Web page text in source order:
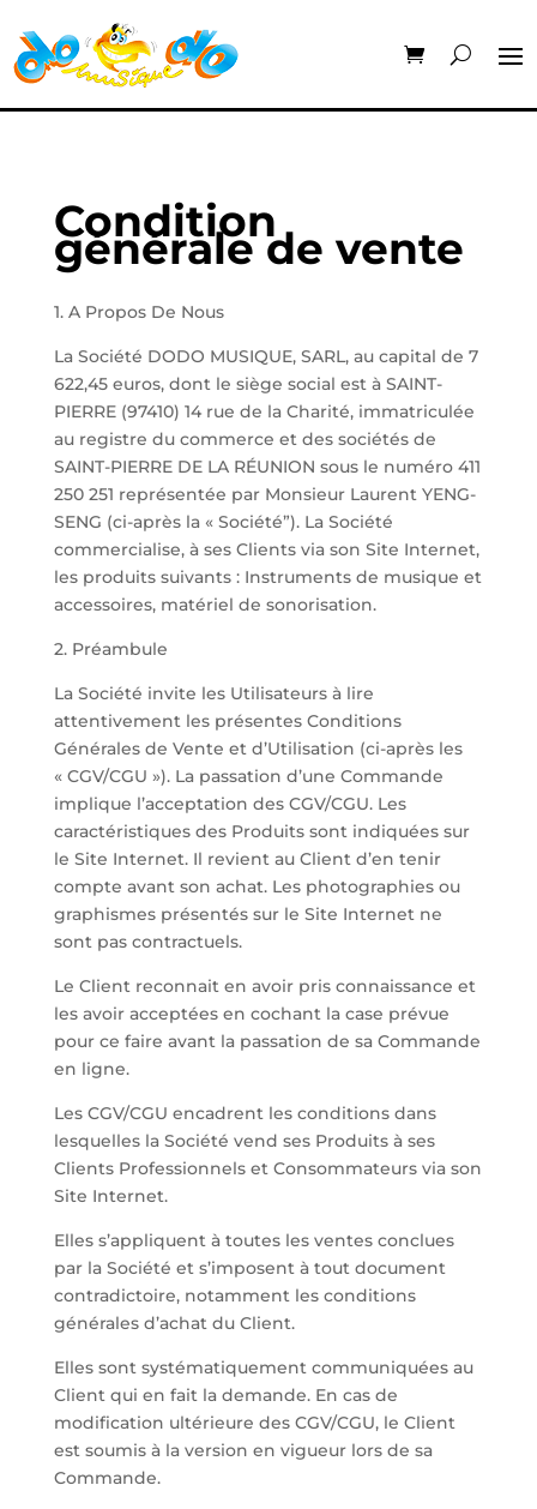
Condition
générale de vente
1. A Propos De Nous
La Société DODO MUSIQUE, SARL, au capital de 7
622,45 euros, dont le siège social est à SAINT-
PIERRE (97410) 14 rue de la Charité, immatriculée
au registre du commerce et des sociétés de
SAINT-PIERRE DE LA RÉUNION sous le numéro 411
250 251 représentée par Monsieur Laurent YENG-
SENG (ci-après la « Société”). La Société
commercialise, à ses Clients via son Site Internet,
les produits suivants : Instruments de musique et
accessoires, matériel de sonorisation.
2. Préambule
La Société invite les Utilisateurs à lire
attentivement les présentes Conditions
Générales de Vente et d’Utilisation (ci-après les
« CGV/CGU »). La passation d’une Commande
implique l’acceptation des CGV/CGU. Les
caractéristiques des Produits sont indiquées sur
le Site Internet. Il revient au Client d’en tenir
compte avant son achat. Les photographies ou
graphismes présentés sur le Site Internet ne
sont pas contractuels.
Le Client reconnait en avoir pris connaissance et
les avoir acceptées en cochant la case prévue
pour ce faire avant la passation de sa Commande
en ligne.
Les CGV/CGU encadrent les conditions dans
lesquelles la Société vend ses Produits à ses
Clients Professionnels et Consommateurs via son
Site Internet.
Elles s’appliquent à toutes les ventes conclues
par la Société et s’imposent à tout document
contradictoire, notamment les conditions
générales d’achat du Client.
Elles sont systématiquement communiquées au
Client qui en fait la demande. En cas de
modification ultérieure des CGV/CGU, le Client
est soumis à la version en vigueur lors de sa
Commande.